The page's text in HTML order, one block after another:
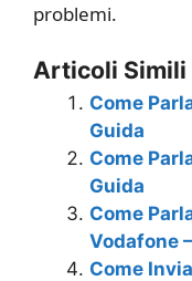
problemi.
Articoli Simili
Come
Guida
Come
Guida
Come
Vodafone
Come